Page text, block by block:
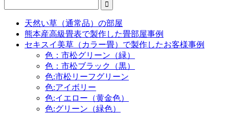

天然い草（通常品）の部屋
熊本産高級畳表で製作した畳部屋事例
セキスイ美草（カラー畳）で製作したお客様事例
色：市松グリーン（緑）
色：市松ブラック（黒）
色:市松リーフグリーン
色:アイボリー
色:イエロー（黄金色）
色:グリーン（緑色）